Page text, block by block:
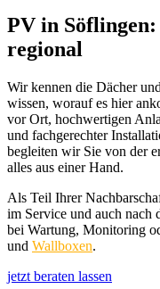
PV in
regional
Wir kennen die Dächer
wissen, worauf es hier
vor Ort, hochwertigen
und fachgerechter
begleiten wir Sie von der
alles aus einer Hand.
Als Teil Ihrer
im Service und auch nach
bei Wartung, Monitoring
und Wallboxen.
jetzt beraten lassen